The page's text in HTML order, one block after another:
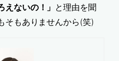
えないの！」 と理由を聞
そもありませんから(笑)